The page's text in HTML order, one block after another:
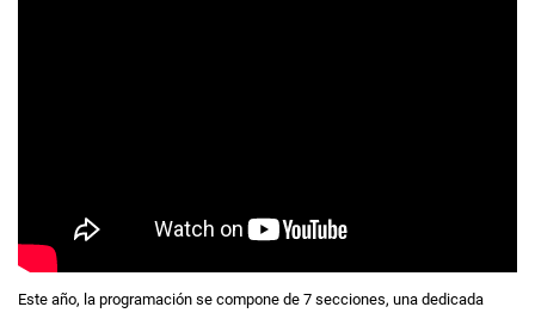
Este año, la programación se compone de 7 secciones, una dedicada